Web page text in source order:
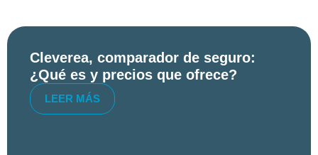
Cleverea, comparador de seguro:
¿Qué es y precios que ofrece?
LEER MÁS